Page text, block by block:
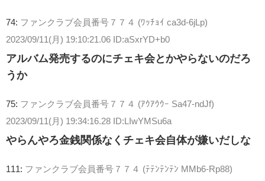
74: ファンクラブ会員番号７７４ (ﾜｯﾁｮｲ ca3d-6jLp)
2023/09/11(月) 19:10:21.06 ID:aSxrYD+b0
アルバム発売するのにチェキ会とかやらないのだろ
うか
75: ファンクラブ会員番号７７４ (ｱｳｱｳｳｰ Sa47-ndJf)
2023/09/11(月) 19:34:16.28 ID:LIwYMSu6a
やらんやろ金銭関係なくチェキ会自体が嫌いだしな
111: ファンクラブ会員番号７７４ (ﾃﾃﾝﾃﾝﾃﾝ MMb6-Rp88)